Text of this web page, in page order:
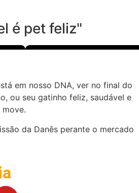
é pet feliz"
em nosso DNA, ver no final do
ou seu gatinho feliz, saudável e
da Danês perante o mercado